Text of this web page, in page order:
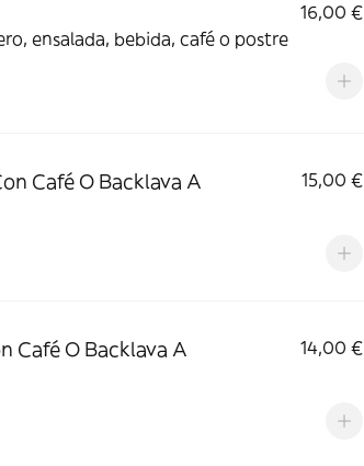
16,00 €
ensalada, bebida, café o postre
Café O Backlava A
15,00 €
Café O Backlava A
14,00 €